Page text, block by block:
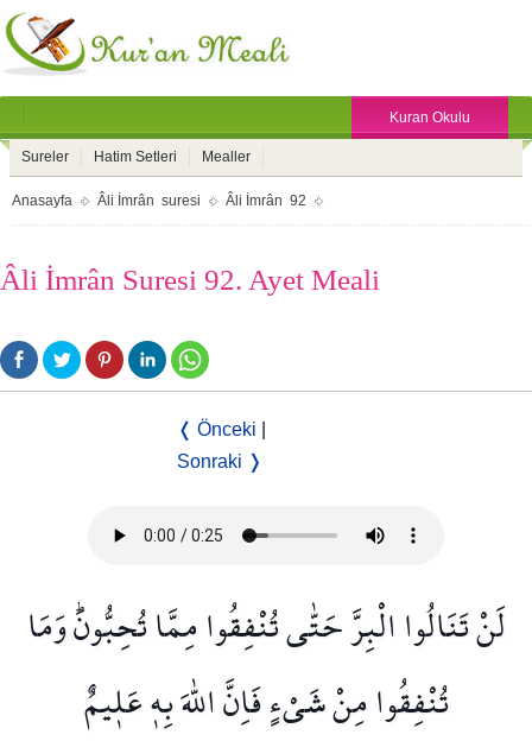
Kuran Okulu
Sureler Hatim Setleri Mealler
Anasayfa Âli İmrân suresi Âli İmrân 92
Âli İmrân Suresi 92. Ayet Meali
❬ Önceki
Sonraki ❭
لَنْ تَنَالُوا الْبِرَّ حَتّٰى تُنْفِقُوا مِمَّا تُحِبُّونَۜ وَمَا
تُنْفِقُوا مِنْ شَيْءٍ فَاِنَّ اللّٰهَ بِه۪ عَل۪يمٌ